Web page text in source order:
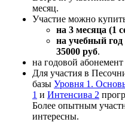
месяц.
Участие можно
на 3 месяца (1
на учебный год
35000 руб.
на годовой
Для участия в
базы Уровня 1.
1 и Интенсива 2
Более опытным
интересны.